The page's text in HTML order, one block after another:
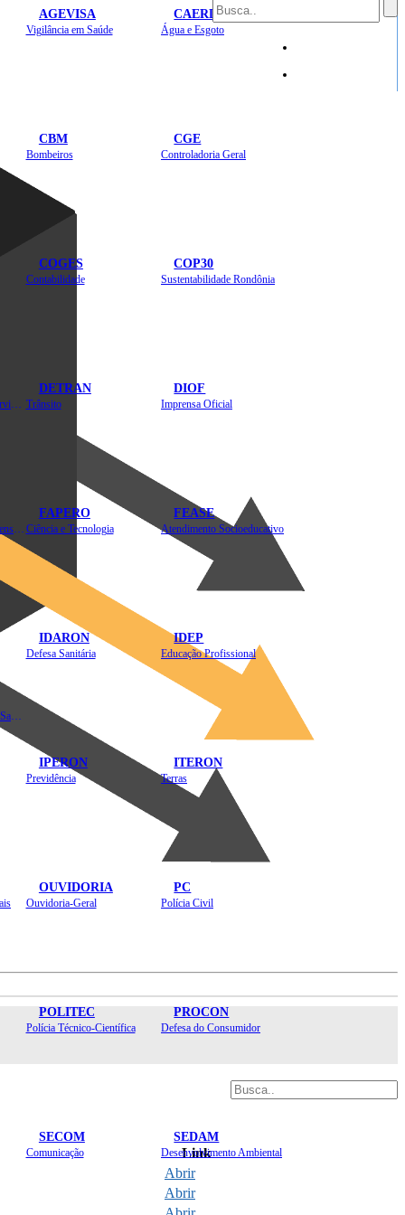
AGEVISA
Vigilância em Saúde
CAERD
Água e Esgoto
CBM
Bombeiros
CGE
Controladoria Geral
COGES
Contabilidade
COP30
Sustentabilidade Rondônia
DETRAN
Trânsito
DIOF
Imprensa Oficial
FAPERO
Ciência e Tecnologia
FEASE
Atendimento Socioeducativo
IDARON
Defesa Sanitária
IDEP
Educação Profissional
IPERON
Previdência
ITERON
Terras
OUVIDORIA
Ouvidoria-Geral
PC
Polícia Civil
POLITEC
Polícia Técnico-Científica
PROCON
Defesa do Consumidor
SECOM
Comunicação
SEDAM
Desenvolvimento Ambiental
Mapa do Site
Link
Abrir
Abrir